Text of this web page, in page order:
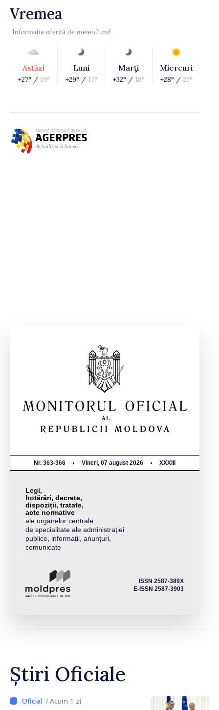
Vremea
Informația oferită de meteo2.md
Astăzi
+27° / 19°
Luni
+29° / 17°
Marţi
+32° / 18°
Miercuri
+28° / 23°
Nr. 363-366 Vineri, 07 august 2026 XXXIII
Legi,
hotărâri, decrete,
dispoziții, tratate,
acte normative
ale organelor centrale
de specialitate ale administrației
publice, informații, anunțuri,
comunicate
ISSN 2587-389X
E-ISSN 2587-3903
Știri Oficiale
/ Acum 1 zi